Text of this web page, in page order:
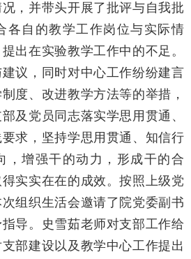
，并带头开展了批评与自我批
各自的教学工作岗位与实际情
出在实验教学工作中的不足。
议，同时对中心工作纷纷建言
度、改进教学方法等的举措，
及党员同志落实学思用贯通、
求，坚持学思用贯通、知信行
，增强干的动力，形成干的合
实实在在的成效。按照上级党
组织生活会邀请了院党委副书
导。史雪茹老师对支部工作给
部建设以及教学中心工作提出